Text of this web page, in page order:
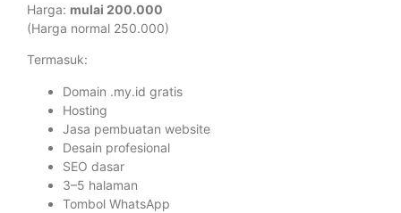
Harga: mulai 200.000
(Harga normal 250.000)
Termasuk:
Domain .my.id gratis
Hosting
Jasa pembuatan website
Desain profesional
SEO dasar
3–5 halaman
Tombol WhatsApp